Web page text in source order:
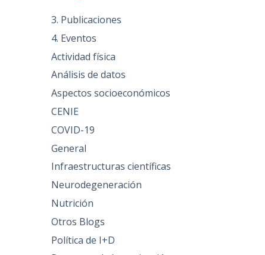
3. Publicaciones
4. Eventos
Actividad física
Análisis de datos
Aspectos socioeconómicos
CENIE
COVID-19
General
Infraestructuras científicas
Neurodegeneración
Nutrición
Otros Blogs
Política de I+D